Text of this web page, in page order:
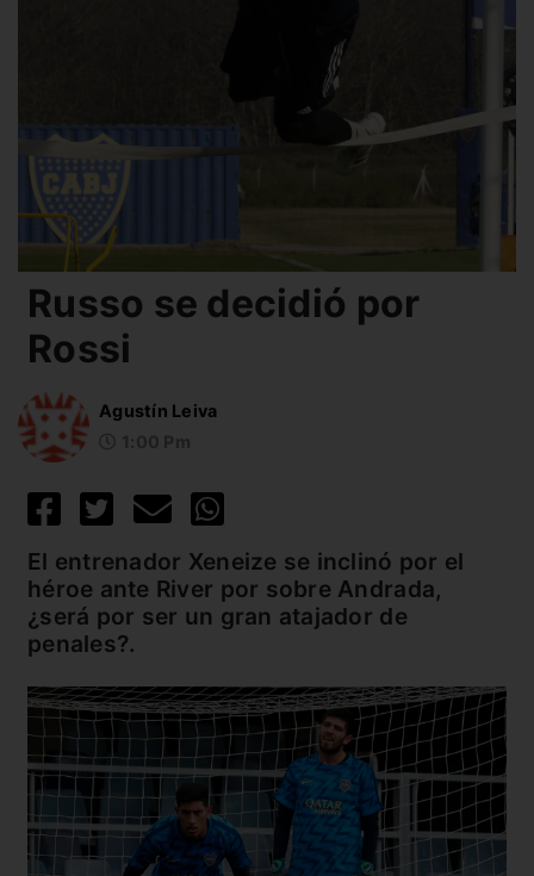
Russo se decidió por
Rossi
Agustín Leiva
El entrenador Xeneize se inclinó por el
héroe ante River por sobre Andrada,
¿será por ser un gran atajador de
penales?.